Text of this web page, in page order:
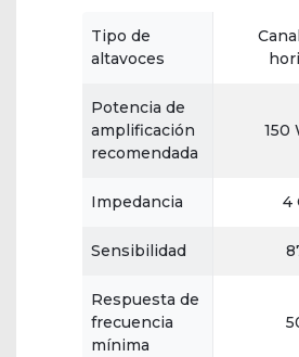
Tipo de
altavoces
Potencia de
amplificación
recomendada
150
Impedancia 4
Sensibilidad
Respuesta de
frecuencia
mínima